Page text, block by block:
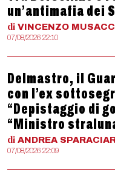
un’antimafia dei
di VINCENZO
07/08/2026 22:10
Delmastro, il
con l’ex
“Depistaggio di
“Ministro
di ANDREA
07/08/2026 22:09